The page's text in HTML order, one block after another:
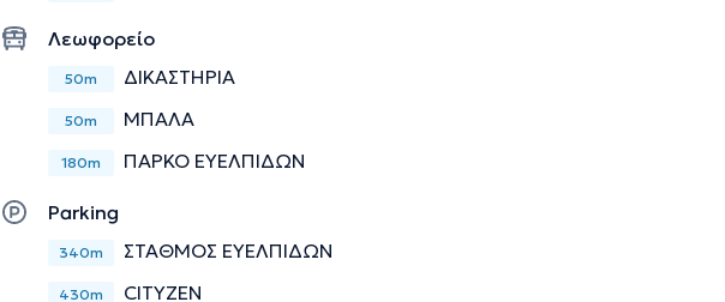
Λεωφορείο
50m ΔΙΚΑΣΤΗΡΙΑ
50m ΜΠΑΛΑ
180m ΠΑΡΚΟ ΕΥΕΛΠΙΔΩΝ
Parking
340m ΣΤΑΘΜΟΣ ΕΥΕΛΠΙΔΩΝ
430m CITYZEN